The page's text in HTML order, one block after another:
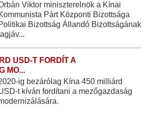
Viktor miniszterelnök a Kínai
Párt Központi Bizottsága
Bizottság Állandó Bizottságának
USD-T FORDÍT A
MO...
ig bezárólag Kína 450 milliárd
t kíván fordítani a mezőgazdaság